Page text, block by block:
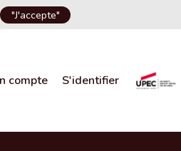
externe)
"J'accepte"
Choose language
compte S'identifier